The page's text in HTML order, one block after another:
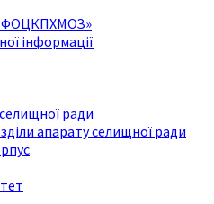
ІФОЦКПХМОЗ»
інформації
ради
апарату селищної ради